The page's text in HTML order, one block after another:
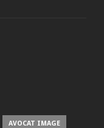
AVOCAT IMAGE